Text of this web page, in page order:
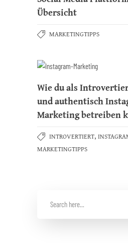
Übersicht
MARKETINGTIPPS
Wie du als
und authentisch
Marketing betreiben
INTROVERTIERT,
MARKETINGTIPPS